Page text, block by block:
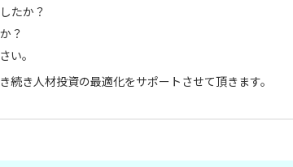
たか？
？
い。
き人材投資の最適化をサポートさせて頂きます。